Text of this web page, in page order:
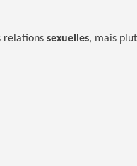
relations sexuelles, mais